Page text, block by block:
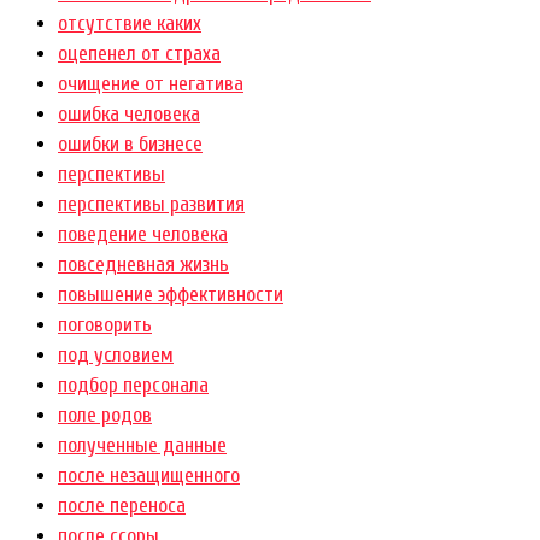
отсутствие каких
оцепенел от страха
очищение от негатива
ошибка человека
ошибки в бизнесе
перспективы
перспективы развития
поведение человека
повседневная жизнь
повышение эффективности
поговорить
под условием
подбор персонала
поле родов
полученные данные
после незащищенного
после переноса